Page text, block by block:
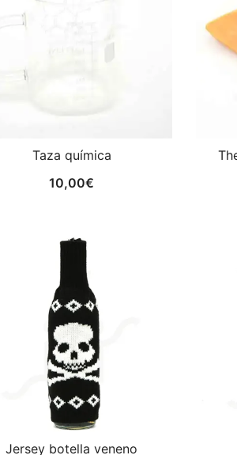
Taza química
10,00€
Jersey botella veneno